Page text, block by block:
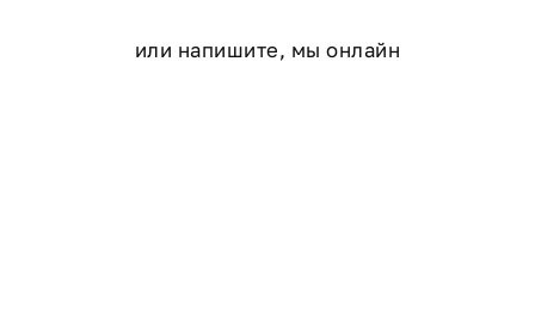
или напишите, мы онлайн